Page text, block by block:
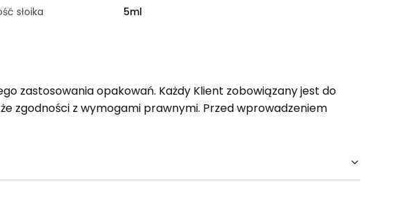
słoika
5ml
zastosowania opakowań. Każdy Klient zobowiązany jest do
zgodności z wymogami prawnymi. Przed wprowadzeniem